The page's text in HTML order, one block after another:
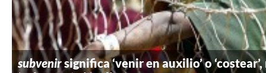
subvenirsignifica ‘venir en auxilio’ o ‘costear’,